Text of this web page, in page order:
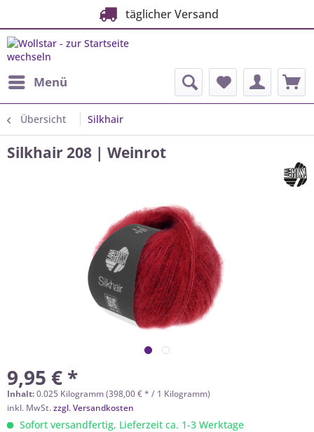
täglicher Versand
Menü
Übersicht Silkhair
Silkhair 208 | Weinrot
9,95 € *
Inhalt:0.025 Kilogramm (398,00 € * / 1 Kilogramm)
inkl. MwSt.zzgl. Versandkosten
Sofort versandfertig, Lieferzeit ca. 1-3 Werktage